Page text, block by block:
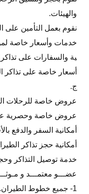
والهيئات.
نقوم بعمل التأمين على
خدمات وأسعار خاصة
ية والسفارات على تذاكر
أسعار خاصة على تذاكر
ج.
عروض خاصة للرحلات
عروض خاصة وحصرية
أمكانية السفر والدفع
أمكانية حجز تذاكر
خدمة توصيل التذاكر
عضـــو معتمـــد و
1- جميع خطوط الطيران.